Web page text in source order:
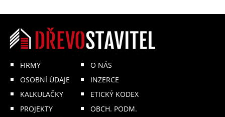
FIRMY
OSOBNÍ ÚDAJE
KALKULAČKY
PROJEKTY
O NÁS
INZERCE
ETICKÝ KODEX
OBCH. PODM.